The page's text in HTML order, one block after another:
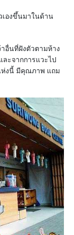
องขึ้นมาในด้าน
อื่นที่ฝังตัวตามห้าง
ะจากการแวะไป
ห่งนี้ มีคุณภาพ แถม